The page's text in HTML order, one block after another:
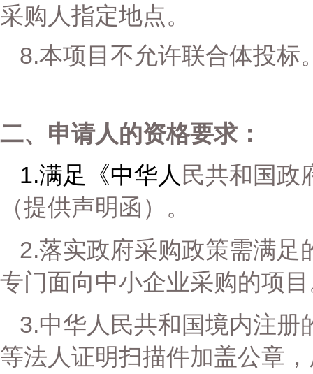
采购人指定地点。
8.本项目 不允许联合体投标
二、申请人的资格要求：
1.满足《中华人 民共和国政
（提供声明函）。
2.落实政府采购政策需满足
专门面向中小企业采购的项目
3.中华人民共和国境内注册
等法人证明扫描件加盖公章